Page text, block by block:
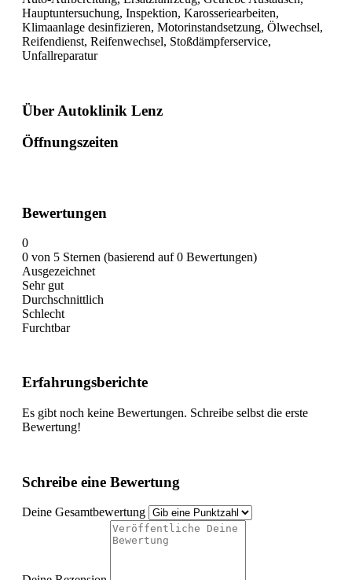
Hauptuntersuchung, Inspektion, Karosseriearbeiten,
Klimaanlage desinfizieren, Motorinstandsetzung, Ölwechsel,
Reifendienst, Reifenwechsel, Stoßdämpferservice,
Unfallreparatur
Über Autoklinik Lenz
Öffnungszeiten
Bewertungen
0
0 von 5 Sternen (basierend auf 0 Bewertungen)
Ausgezeichnet
Sehr gut
Durchschnittlich
Schlecht
Furchtbar
Erfahrungsberichte
Es gibt noch keine Bewertungen. Schreibe selbst die erste
Bewertung!
Schreibe eine Bewertung
Deine Gesamtbewertung